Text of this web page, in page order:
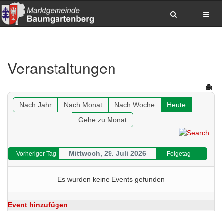
Sitemap anzeigen
Suche
E-Mail senden
Anfahrt via Google Maps planen
Veranstaltungen
Nach Jahr Nach Monat Nach Woche
Heute
Gehe zu Monat
Vorheriger Tag Mittwoch, 29. Juli 2026 Folgetag
Es wurden keine Events gefunden
Event hinzufügen